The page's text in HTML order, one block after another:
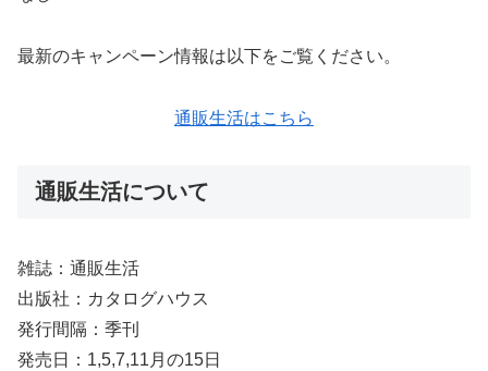
最新のキャンペーン情報は以下をご覧ください。
通販生活はこちら
通販生活について
雑誌：通販生活
出版社：カタログハウス
発行間隔：季刊
発売日：1,5,7,11月の15日